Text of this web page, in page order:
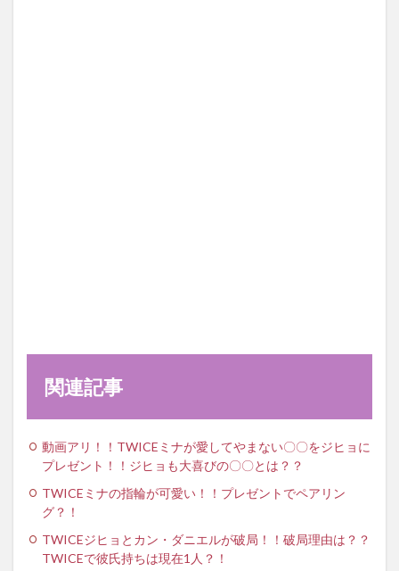
関連記事
動画アリ！！TWICEミナが愛してやまない〇〇をジヒョに
プレゼント！！ジヒョも大喜びの〇〇とは？？
TWICEミナの指輪が可愛い！！プレゼントでペアリン
グ？！
TWICEジヒョとカン・ダニエルが破局！！破局理由は？？
TWICEで彼氏持ちは現在1人？！